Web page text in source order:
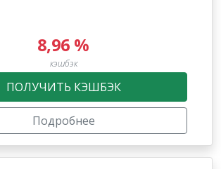
8,96 %
кэшбэк
ПОЛУЧИТЬ КЭШБЭК
Подробнее